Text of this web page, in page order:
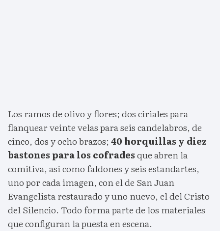
Los ramos de olivo y flores; dos ciriales para
flanquear veinte velas para seis candelabros, de
cinco, dos y ocho brazos; 40 horquillas y diez
bastones para los cofradesque abren la
comitiva, así como faldones y seis estandartes,
uno por cada imagen, con el de San Juan
Evangelista restaurado y uno nuevo, el del Cristo
del Silencio. Todo forma parte de los materiales
que configuran la puesta en escena.